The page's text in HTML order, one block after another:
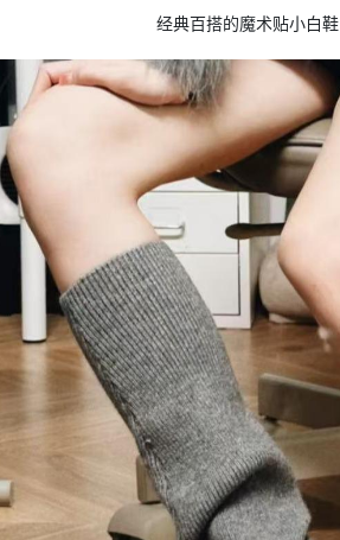
经典百搭的魔术贴小白鞋